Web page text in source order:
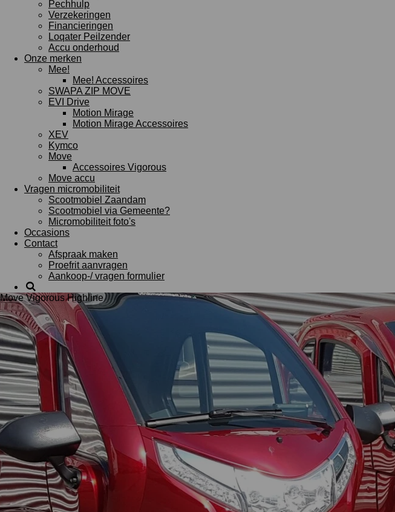
Pechhulp
Verzekeringen
Financieringen
Loqater Peilzender
Accu onderhoud
Onze merken
Mee!
Mee! Accessoires
SWAPA ZIP MOVE
EVI Drive
Motion Mirage
Motion Mirage Accessoires
XEV
Kymco
Move
Accessoires Vigorous
Move accu
Vragen micromobiliteit
Scootmobiel Zaandam
Scootmobiel via Gemeente?
Micromobiliteit foto's
Occasions
Contact
Afspraak maken
Proefrit aanvragen
Aankoop-/ vragen formulier
Move Vigorous Highline